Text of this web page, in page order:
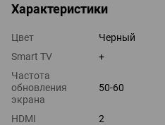
Характеристики
Цвет
Черный
Smart TV
+
Частота
обновления
экрана
50-60
HDMI
2